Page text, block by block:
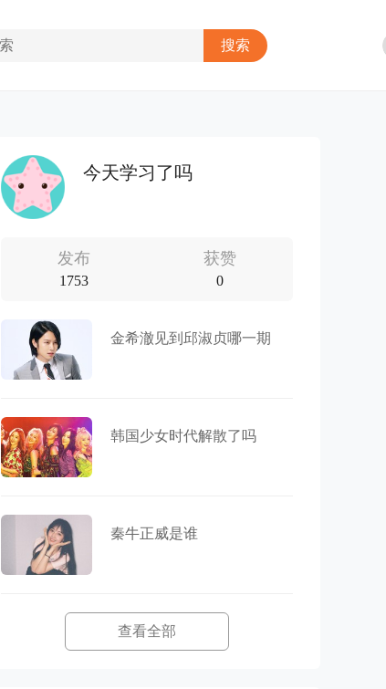
今天学习了吗
发布
1753
获赞
0
金希澈见到邱淑贞哪一期
韩国少女时代解散了吗
秦牛正威是谁
查看全部